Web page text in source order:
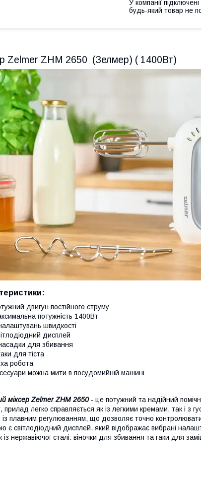
У компанії
будь-який товар не
Zelmer ZHM 2650 (Зелмер) ( 1400Вт)
двигун постійного струму
потужність 1400Вт
швидкості
дисплей
для збивання
для тіста
робота
можна мити в посудомийній машині
міксер Zelmer ZHM 2650- це потужний та надійний
прилад легко справляється як із легкими кремами, так і з
із плавним регулюванням, що дозволяє точно
є світлодіодний дисплей, який відображає вибрані
із нержавіючої сталі: віночки для збивання та гаки для